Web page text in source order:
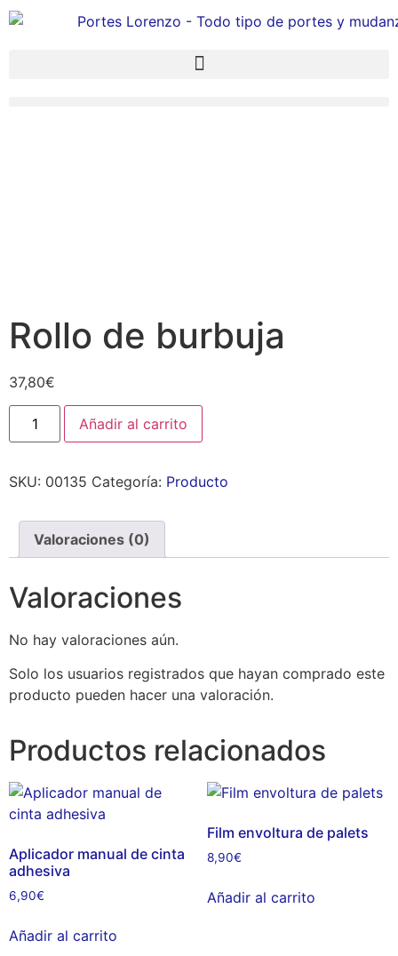
Rollo de burbuja
37,80€
Añadir al carrito
SKU: 00135 Categoría: Producto
Valoraciones (0)
Valoraciones
No hay valoraciones aún.
Solo los usuarios registrados que hayan comprado este
producto pueden hacer una valoración.
Productos relacionados
Aplicador manual de cinta
adhesiva
6,90€
Añadir al carrito
Film envoltura de palets
8,90€
Añadir al carrito